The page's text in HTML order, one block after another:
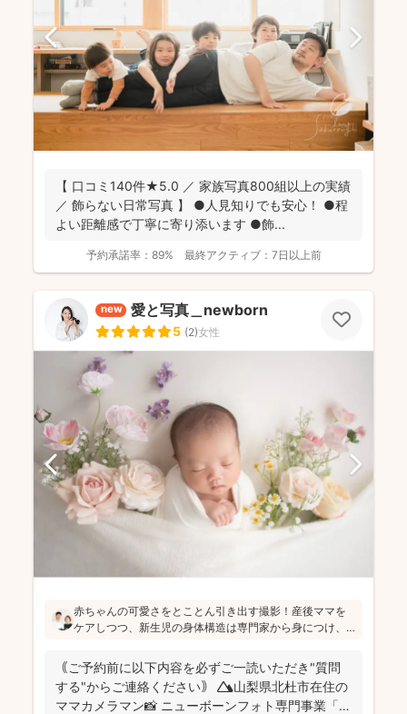
【 口コミ140件★5.0 ／ 家族写真800組以上の実績
／ 飾らない日常写真 】 ●人見知りでも安心！ ●程
よい距離感で丁寧に寄り添います ●飾...
予約承諾率： 89% 最終アクティブ： 7日以上前
new 愛と写真＿newborn
5 (2)女性
赤ちゃんの可愛さをとことん引き出す撮影！産後ママを
ケアしつつ、新生児の身体構造は専門家から身につけ、
ロボの安定した光で綺麗に撮影可能◎山梨県でニューボ
ーンフォトを検討している方は、ぜひ相談してみてくだ
さい（^^）
｟ご予約前に以下内容を必ずご一読いただき"質問
する"からご連絡ください｠ ⛰️山梨県北杜市在住の
ママカメラマン📸 ニューボーンフォト専門事業「